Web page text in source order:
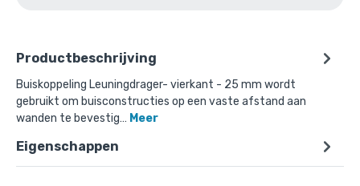
Productbeschrijving
Buiskoppeling Leuningdrager- vierkant - 25 mm wordt
gebruikt om buisconstructies op een vaste afstand aan
wanden te bevestig… Meer
Eigenschappen
Doos Leuningdrager - vierkant - 25 mm (120